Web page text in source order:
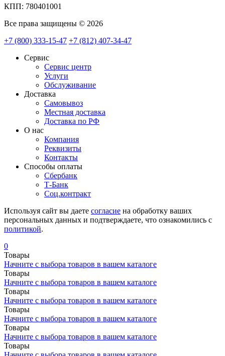
КПП: 780401001
Все права защищены © 2026
+7 (800) 333-15-47 +7 (812) 407-34-47
Сервис
Сервис центр
Услуги
Обслуживание
Доставка
Самовывоз
Местная доставка
Доставка по РФ
О нас
Компания
Реквизиты
Контакты
Cпособы оплаты
Сбербанк
Т-Банк
Соц.контракт
Используя сайт вы даете согласие на обработку ваших
персональных данных и подтверждаете, что ознакомились с
политикой.
0
Товары
Начните с выбора товаров в вашем каталоге
Товары
Начните с выбора товаров в вашем каталоге
Товары
Начните с выбора товаров в вашем каталоге
Товары
Начните с выбора товаров в вашем каталоге
Товары
Начните с выбора товаров в вашем каталоге
Товары